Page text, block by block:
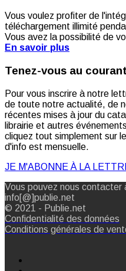
Vous voulez profiter de
téléchargement illimité
Vous avez la possibilité de
En savoir plus
Tenez-vous au
Pour vous inscrire à notre
de toute notre actualité, de
récentes mises à jour du
librairie et autres
cliquez tout simplement sur
d'info est mensuelle.
JE M'ABONNE À LA
Vous pouvez nous contacter
info[@]publie.net
© 2021 - Publie.net
Confidentialité des données
Conditions générales de